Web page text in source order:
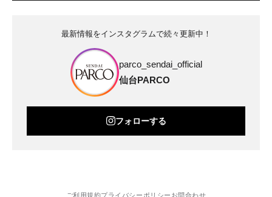
最新情報をインスタグラムで続々更新中！
parco_sendai_official
仙台PARCO
フォローする
ご利用規約プライバシーポリシー お問合わせ